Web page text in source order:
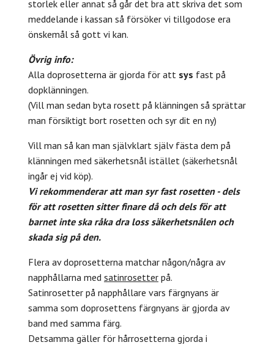
storlek eller annat så går det bra att skriva det som
meddelande i kassan så försöker vi tillgodose era
önskemål så gott vi kan.
Övrig info:
Alla doprosetterna är gjorda för att sys fast på
dopklänningen.
(Vill man sedan byta rosett på klänningen så sprättar
man försiktigt bort rosetten och syr dit en ny)
Vill man så kan man självklart själv fästa dem på
klänningen med säkerhetsnål istället (säkerhetsnål
ingår ej vid köp).
Vi rekommenderar att man syr fast rosetten - dels
för att rosetten sitter finare då och dels för att
barnet inte ska råka dra loss säkerhetsnålen och
skada sig på den.
Flera av doprosetterna matchar någon/några av
napphållarna med satinrosetter på.
Satinrosetter på napphållare vars färgnyans är
samma som doprosettens färgnyans är gjorda av
band med samma färg.
Detsamma gäller för hårrosetterna gjorda i